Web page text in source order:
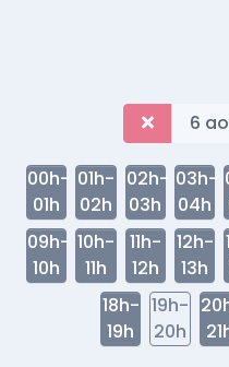
6
00h-
01h
01h-
02h
02h-
03h
03h-
04h
09h-
10h
10h-
11h
11h-
12h
12h-
13h
18h-
19h
19h-
20h